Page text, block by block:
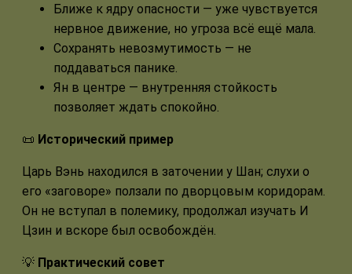
Ближе к ядру опасности — уже чувствуется
нервное движение, но угроза всё ещё мала.
Сохранять невозмутимость — не
поддаваться панике.
Ян в центре — внутренняя стойкость
позволяет ждать спокойно.
📜 Исторический пример
Царь Вэнь находился в заточении у Шан; слухи о
его «заговоре» ползали по дворцовым коридорам.
Он не вступал в полемику, продолжал изучать И
Цзин и вскоре был освобождён.
💡 Практический совет